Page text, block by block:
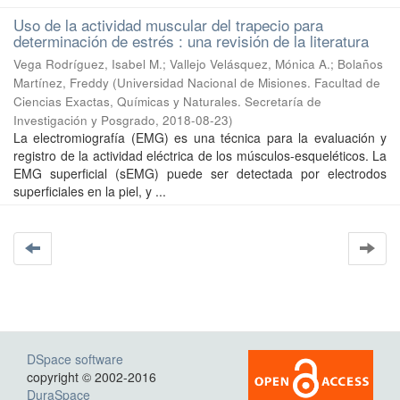
Uso de la actividad muscular del trapecio para
determinación de estrés : una revisión de la literatura
Vega Rodríguez, Isabel M.; Vallejo Velásquez, Mónica A.; Bolaños
Martínez, Freddy (Universidad Nacional de Misiones. Facultad de
Ciencias Exactas, Químicas y Naturales. Secretaría de
Investigación y Posgrado, 2018-08-23)
La electromiografía (EMG) es una técnica para la evaluación y
registro de la actividad eléctrica de los músculos-esqueléticos. La
EMG superficial (sEMG) puede ser detectada por electrodos
superficiales en la piel, y ...
DSpace software
copyright © 2002-2016
DuraSpace